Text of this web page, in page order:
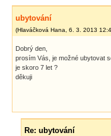
ubytování
(Hlaváčková Hana 6. 3. 2013
Dobrý den,
prosím Vás, je možné ubytovat
je skoro 7 let ?
děkuji
Re: ubytování